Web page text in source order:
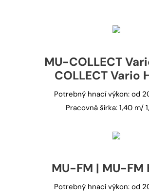
MU-COLLECT
COLLECT Vario
Potrebný hnací výkon: od
Pracovná šírka: 1,40 m/
MU-FM | MU-FM
Potrebný hnací výkon: od